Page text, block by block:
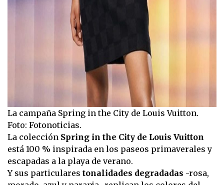
La campaña Spring in the City de Louis Vuitton.
Foto: Fotonoticias.
La colección Spring in the City de Louis Vuitton
está 100 % inspirada en los paseos primaverales y
escapadas a la playa de verano.
Y sus particulares tonalidades degradadas -rosa,